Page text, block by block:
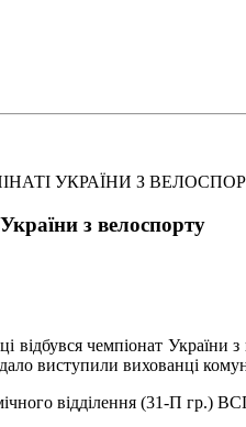
УКРАЇНИ З
з велоспорту
відбувся чемпіонат України
виступили вихованці
відділення (31-П гр.)